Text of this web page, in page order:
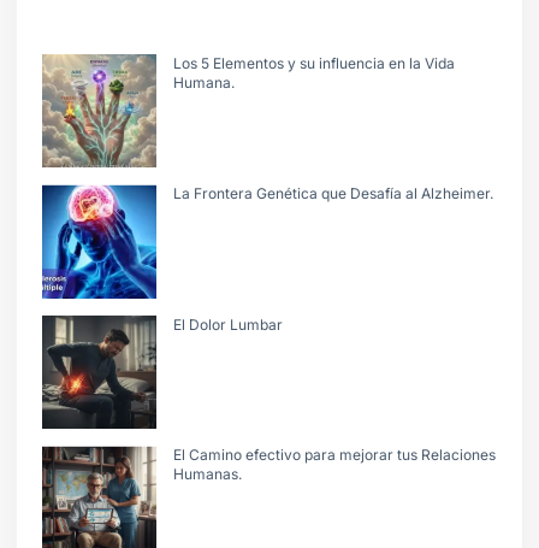
Los 5 Elementos y su influencia en la Vida
Humana.
La Frontera Genética que Desafía al Alzheimer.
El Dolor Lumbar
El Camino efectivo para mejorar tus Relaciones
Humanas.